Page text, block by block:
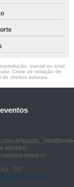
parcial ou total,
Crime de violação de
de direitos autorais
public_html/
letreiro-
novoon
- DF